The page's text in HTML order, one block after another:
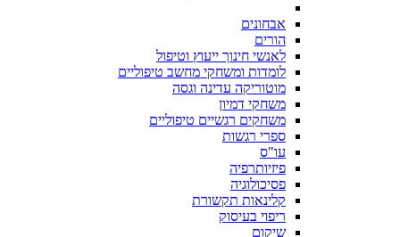
אבחונים
הורים
לאנשי חינוך ייעוץ וטיפול
לומדות ומשחקי מחשב טיפוליים
מוטוריקה עדינה וגסה
משחקי דמיון
משחקים רגשיים טיפוליים
ספרי רגשות
עו"ס
פיזיותרפיה
פסיכולוגיה
קלינאות תקשורת
ריפוי בעיסוק
שיקום